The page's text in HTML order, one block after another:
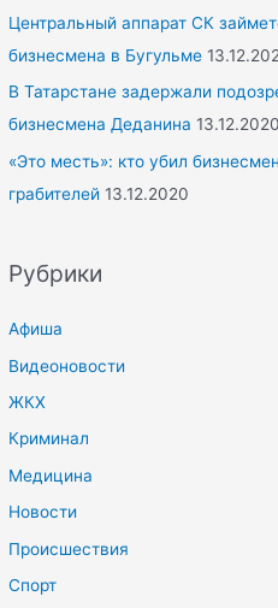
Центральный аппарат СК
бизнесмена в Бугульме
В Татарстане задержали
бизнесмена Деданина 13.12.2020
«Это месть»: кто убил
грабителей 13.12.2020
Рубрики
Афиша
Видеоновости
ЖКХ
Криминал
Медицина
Новости
Происшествия
Спорт